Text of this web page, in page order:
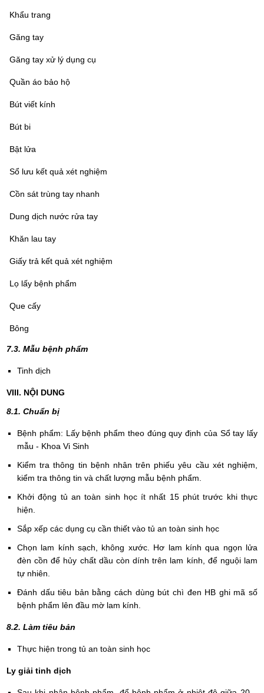
Khẩu trang
Găng tay
Găng tay xử lý dụng cụ
Quần áo bảo hộ
Bút viết kính
Bút bi
Bật lửa
Sổ lưu kết quả xét nghiệm
Cồn sát trùng tay nhanh
Dung dịch nước rửa tay
Khăn lau tay
Giấy trả kết quả xét nghiệm
Lọ lấy bệnh phẩm
Que cấy
Bông
7.3. Mẫu bệnh phẩm
Tinh dịch
VIII. NỘI DUNG
8.1. Chuẩn bị
Bệnh phẩm: Lấy bệnh phẩm theo đúng quy định của Sổ tay lấy
mẫu - Khoa Vi Sinh
Kiểm tra thông tin bệnh nhân trên phiếu yêu cầu xét nghiệm,
kiểm tra thông tin và chất lượng mẫu bệnh phẩm.
Khởi động tủ an toàn sinh học ít nhất 15 phút trước khi thực
hiện.
Sắp xếp các dụng cụ cần thiết vào tủ an toàn sinh học
Chọn lam kính sạch, không xước. Hơ lam kính qua ngọn lửa
đèn cồn để hủy chất dầu còn dính trên lam kính, để nguội lam
tự nhiên.
Đánh dấu tiêu bản bằng cách dùng bút chì đen HB ghi mã số
bệnh phẩm lên đầu mờ lam kính.
8.2. Làm tiêu bản
Thực hiện trong tủ an toàn sinh học
Ly giải tinh dịch